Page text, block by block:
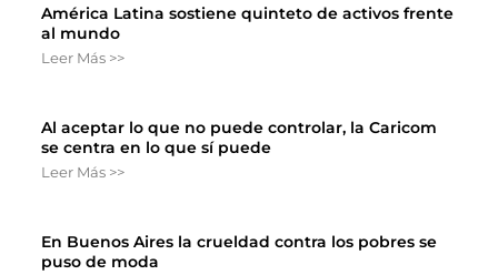
América Latina sostiene quinteto de activos frente
al mundo
Leer Más >>
Al aceptar lo que no puede controlar, la Caricom
se centra en lo que sí puede
Leer Más >>
En Buenos Aires la crueldad contra los pobres se
puso de moda